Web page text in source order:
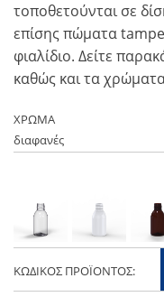
τοποθετούνται σε
επίσης πώματα
φιαλίδιο. Δείτε
καθώς και τα
ΧΡΩΜΑ
ΚΩΔΙΚΌΣ ΠΡΟΪΌΝΤΟΣ: